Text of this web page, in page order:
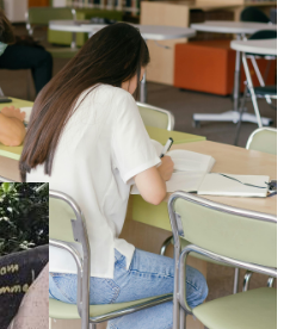
de l’enseignement
l’amplification d’un système
au superfétatoire, voire à…